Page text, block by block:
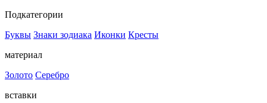
Подкатегории
Буквы Знаки зодиака Иконки Кресты
материал
Золото Серебро
вставки